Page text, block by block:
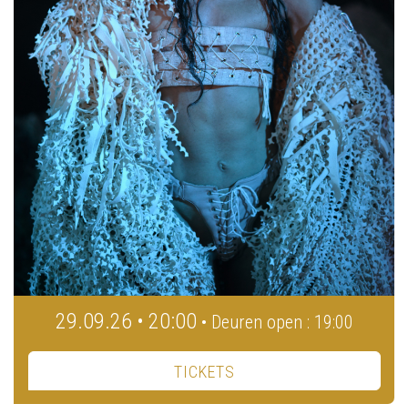
29.09.26 • 20:00 • Deuren open : 19:00
TICKETS